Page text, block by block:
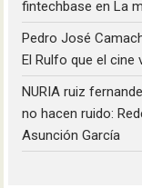
fintechbase enLa
Pedro José
El Rulfo que el
NURIA ruiz
no hacen ruido:
Asunción García